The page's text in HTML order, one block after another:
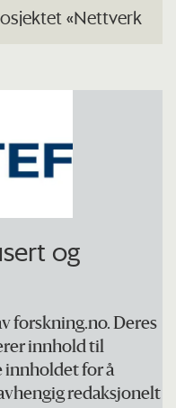
«Nettverk
til bruk i
ammoniakk
på
den norske
Fra
produksjon
brenselceller,
sikkerhet ved
og
forskning.no. Deres
innhold til
innholdet for å
redaksjonelt